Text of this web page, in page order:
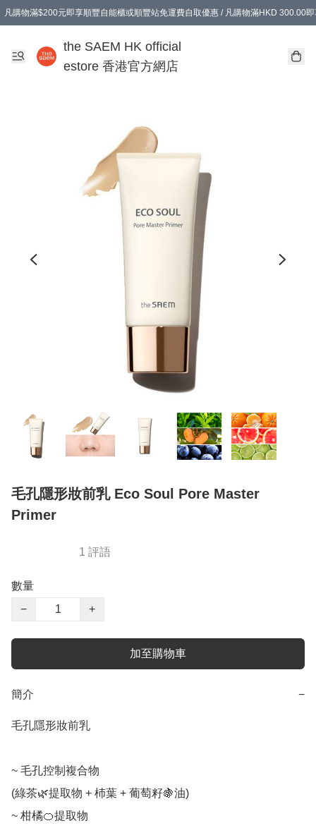
凡購物滿$200元即享順豐自能櫃或順豐站免運費自取優惠 / 凡購物滿HKD 300.00
the SAEM HK official
estore 香港官方網店
毛孔隱形妝前乳 Eco Soul Pore Master
Primer
1 評語
數量
−
+
加至購物車
簡介 −
毛孔隱形妝前乳
~ 毛孔控制複合物
(綠茶🌿提取物 + 杮葉 + 葡萄籽🍇油)
~ 柑橘🍊提取物